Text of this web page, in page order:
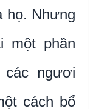
họ. Nhưng
một phần
ngươi
cách bổ